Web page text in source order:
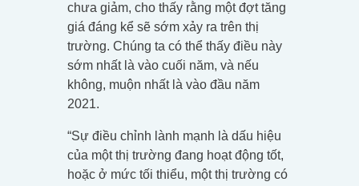
chưa giảm, cho thấy rằng một đợt tăng
giá đáng kể sẽ sớm xảy ra trên thị
trường. Chúng ta có thể thấy điều này
sớm nhất là vào cuối năm, và nếu
không, muộn nhất là vào đầu năm
2021.
“Sự điều chỉnh lành mạnh là dấu hiệu
của một thị trường đang hoạt động tốt,
hoặc ở mức tối thiểu, một thị trường có